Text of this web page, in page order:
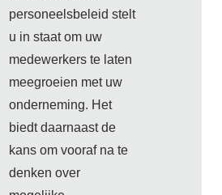
personeelsbeleid stelt
u in staat om uw
medewerkers te laten
meegroeien met uw
onderneming. Het
biedt daarnaast de
kans om vooraf na te
denken over